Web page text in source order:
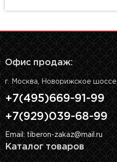
Офис продаж:
г. Москва, Новорижское
+7(495)669-91-99
+7(929)039-68-99
Email: tiberon-zakaz@mail.ru
Каталог товаров